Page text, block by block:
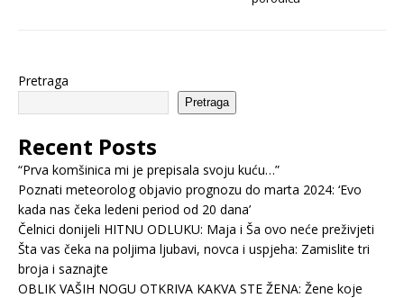
Pretraga
Pretraga
Recent Posts
“Prva komšinica mi je prepisala svoju kuću…”
Poznati meteorolog objavio prognozu do marta 2024: ‘Evo
kada nas čeka ledeni period od 20 dana’
Čelnici donijeli HITNU ODLUKU: Maja i Ša ovo neće preživjeti
Šta vas čeka na poljima ljubavi, novca i uspjeha: Zamislite tri
broja i saznajte
OBLIK VAŠIH NOGU OTKRIVA KAKVA STE ŽENA: Žene koje